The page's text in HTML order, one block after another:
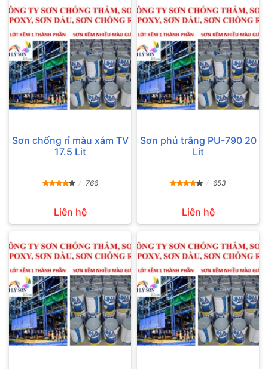
Sơn chống rỉ màu xám TV
17.5 Lit
766
Liên hệ
Sơn phủ trắng PU-790 20
Lit
653
Liên hệ